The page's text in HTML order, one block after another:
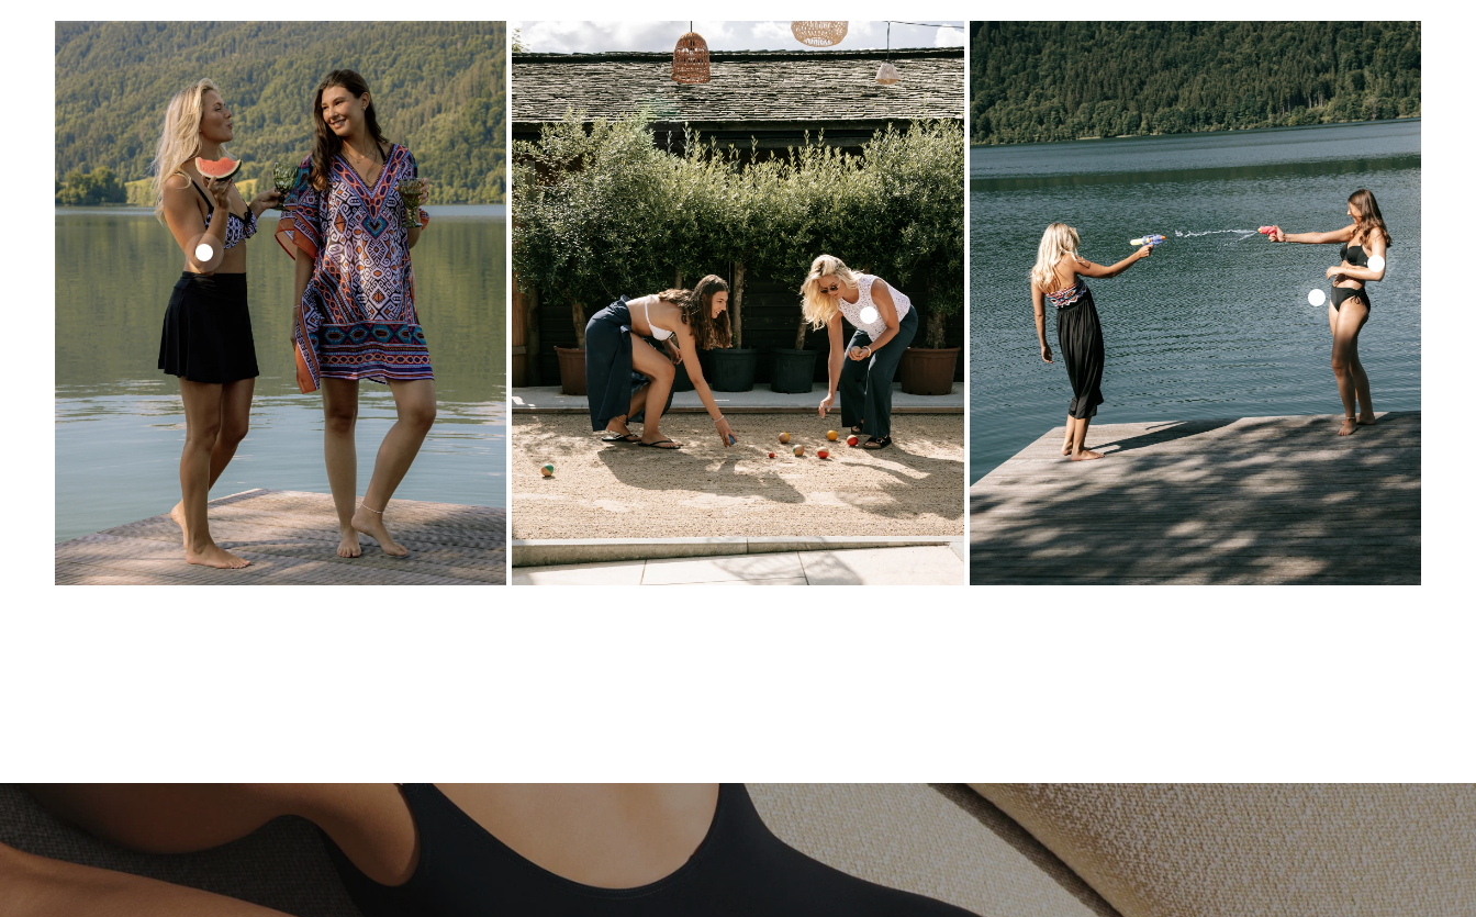
Ethno
Set
Solid
Lace
Top
Color
Up
Top
Color
Up
Top